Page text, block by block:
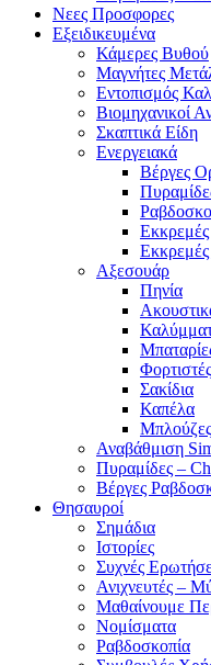
Νεες Προσφορες
Εξειδικευμένα
Κάμερες Βυθού
Μαγνήτες
Εντοπισμός
Βιομηχανικοί
Σκαπτικά Είδη
Ενεργειακά
Βέργες
Εκκρεμές
Αξεσουάρ
Πηνία
Φορτιστές
Σακίδια
Καπέλα
Μπλούζες
Αναβάθμιση
Πυραμίδες –
Βέργες
Θησαυροί
Σημάδια
Ιστορίες
Συχνές
Ανιχνευτές –
Μαθαίνουμε
Νομίσματα
Ραβδοσκοπία